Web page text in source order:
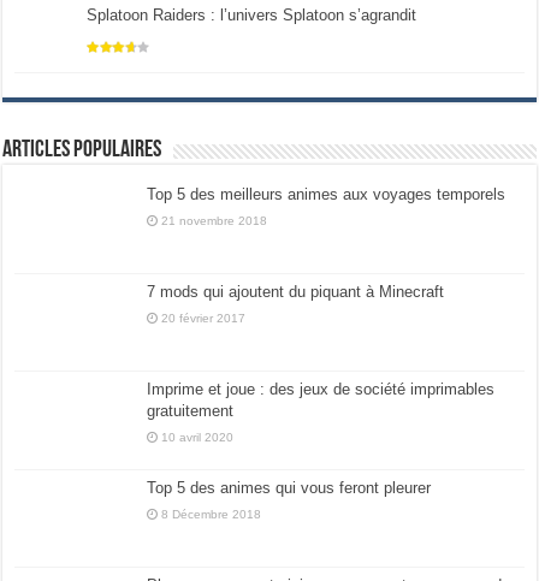
Splatoon Raiders : l’univers Splatoon s’agrandit
Articles populaires
Top 5 des meilleurs animes aux voyages temporels
21 novembre 2018
7 mods qui ajoutent du piquant à Minecraft
20 février 2017
Imprime et joue : des jeux de société imprimables
gratuitement
10 avril 2020
Top 5 des animes qui vous feront pleurer
8 Décembre 2018